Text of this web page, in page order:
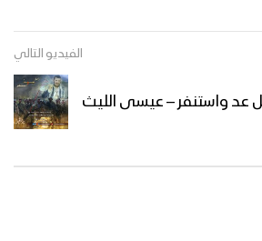
عز وانتصار – فرقة أنصار الله
ترى غير علي
الفيديو التالي
عد واستنفر – عيسى الليث